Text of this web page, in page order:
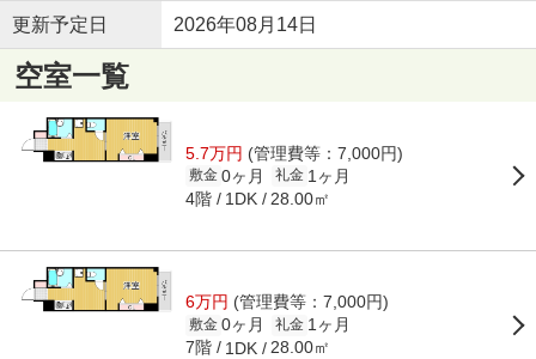
更新予定日 2026年08月14日
空室一覧
5.7万円 (管理費等：7,000円)
敷金 0ヶ月 礼金 1ヶ月
4階 1DK 28.00㎡
6万円 (管理費等：7,000円)
敷金 0ヶ月 礼金 1ヶ月
7階 1DK 28.00㎡